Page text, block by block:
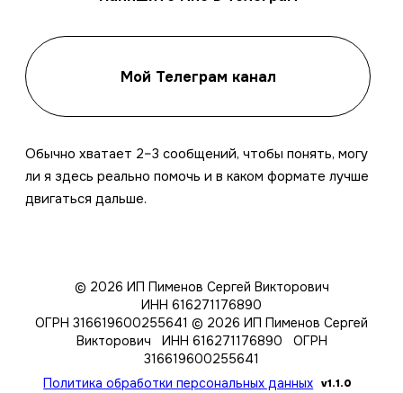
Мой Телеграм канал
Обычно хватает 2–3 сообщений, чтобы понять, могу
ли я здесь реально помочь и в каком формате лучше
двигаться дальше.
© 2026 ИП Пименов Сергей Викторович
ИНН 616271176890
ОГРН 316619600255641 © 2026 ИП Пименов Сергей
Викторович ИНН 616271176890 ОГРН
316619600255641
Политика обработки персональных данных v1.1.0